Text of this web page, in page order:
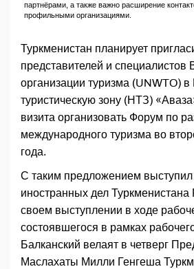
партнёрами, а также важно расширение
профильными организациями.
Туркменистан планирует
представителей и специалистов
организации туризма (UNWTO)
туристическую зону (НТЗ)
визита организовать Форум по
международного туризма во
года.
С таким предложением
иностранных дел
своем выступлении в ходе
состоявшегося в рамках
Балканский велаят в четверг
Маслахаты Милли Генгеша